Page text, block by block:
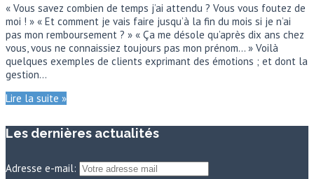
« Vous savez combien de temps j’ai attendu ? Vous vous foutez de
moi ! » « Et comment je vais faire jusqu’à la fin du mois si je n’ai
pas mon remboursement ? » « Ça me désole qu’après dix ans chez
vous, vous ne connaissiez toujours pas mon prénom… » Voilà
quelques exemples de clients exprimant des émotions ; et dont la
gestion…
Lire la suite »
Les dernières actualités
Adresse e-mail: